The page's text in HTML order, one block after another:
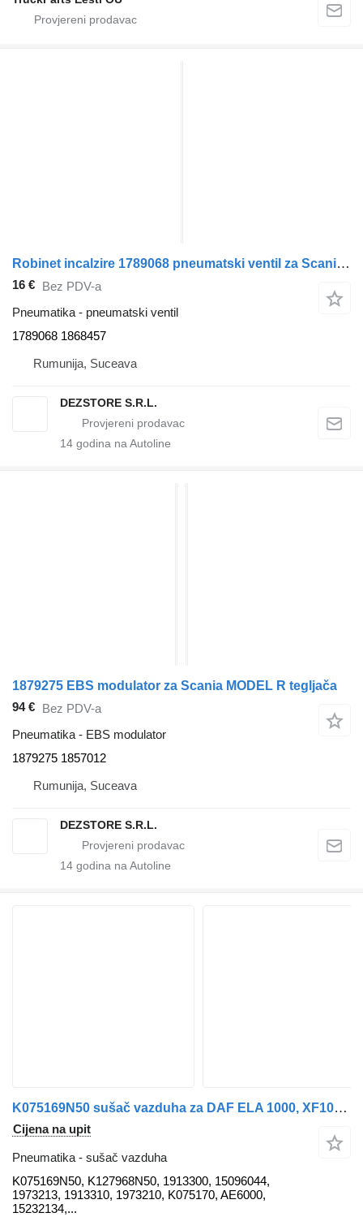
Robinet incalzire 1789068 pneumatski ventil za Scania R tegljača
16 € Bez PDV-a
Pneumatika - pneumatski ventil
1789068 1868457
Rumunija, Suceava
DEZSTORE S.R.L.
14 godina na Autoline
1879275 EBS modulator za Scania MODEL R tegljača
94 € Bez PDV-a
Pneumatika - EBS modulator
1879275 1857012
Rumunija, Suceava
DEZSTORE S.R.L.
14 godina na Autoline
K075169N50 sušač vazduha za DAF ELA 1000, XF106, MX-13340, EURO6 tegljača
Cijena na upit
Pneumatika - sušač vazduha
K075169N50, K127968N50, 1913300, 15096044,
1973213, 1913310, 1973210, K075170, AE6000,
15232134,...